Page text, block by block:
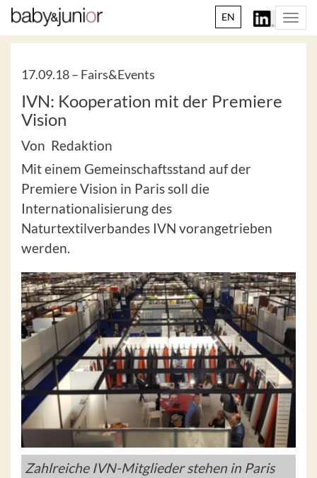
EN
17.09.18 – Fairs&Events
IVN: Kooperation mit der Premiere
Vision
Von Redaktion
Mit einem Gemeinschaftsstand auf der
Premiere Vision in Paris soll die
Internationalisierung des
Naturtextilverbandes IVN vorangetrieben
werden.
Zahlreiche IVN-Mitglieder stehen in Paris